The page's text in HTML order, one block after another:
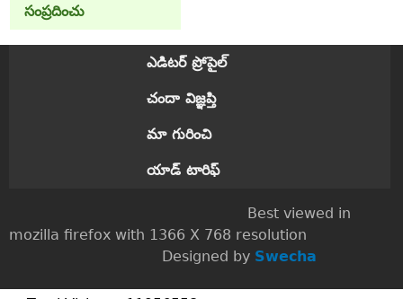
సంప్రదించు
ఎడిటర్ ప్రోపైల్
చందా విజ్ఞప్తి
మా గురించి
యాడ్ టారిఫ్
Best viewed in
mozilla firefox with 1366 X 768 resolution
Designed by Swecha